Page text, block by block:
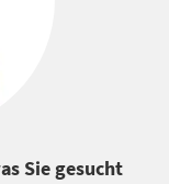
Sie gesucht